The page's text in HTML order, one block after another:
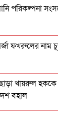
পাশ
মৃত্যু,
বাস্তবায়নে
পরিকল্পনা
ফখরুলের নাম
ছাড়া খায়রুল হককে
বহাল